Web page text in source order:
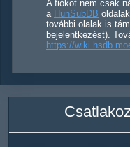
A fiókot nem csak
a HunSubDB
további olalak is
bejelentkezést).
https://